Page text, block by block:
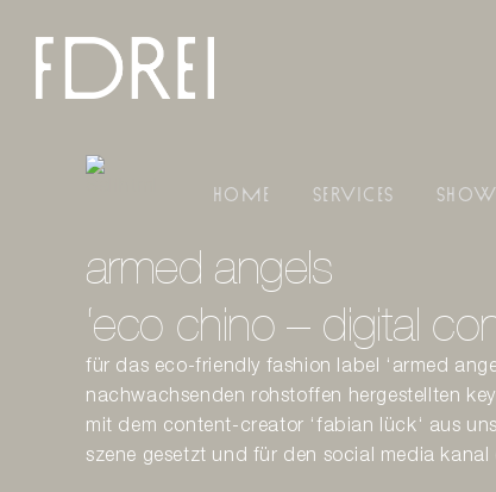
Inhalt
springen
home services
armed angels
‘eco chino – digital
für das eco-friendly fashion label ‘armed
nachwachsenden rohstoffen hergestellten
mit dem content-creator ‘fabian lück‘ aus
szene gesetzt und für den social media kanal